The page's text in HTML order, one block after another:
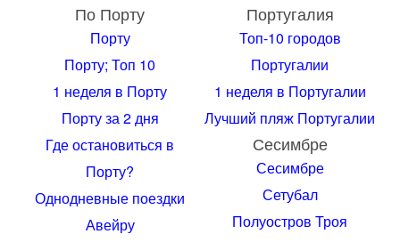
По Порту
Порту
Порту; Топ 10
1 неделя в Порту
Порту за 2 дня
Где остановиться в
Порту?
Однодневные поездки
Авейру
Португалия
Топ-10 городов
Португалии
1 неделя в Португалии
Лучший пляж Португалии
Сесимбре
Сесимбре
Сетубал
Полуостров Троя